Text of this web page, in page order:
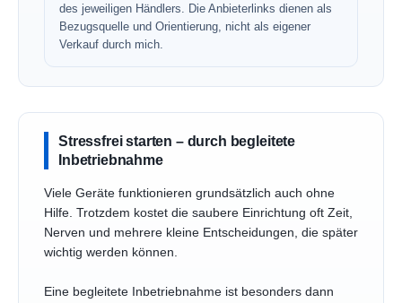
des jeweiligen Händlers. Die Anbieterlinks dienen als
Bezugsquelle und Orientierung, nicht als eigener
Verkauf durch mich.
Stressfrei starten – durch begleitete
Inbetriebnahme
Viele Geräte funktionieren grundsätzlich auch ohne
Hilfe. Trotzdem kostet die saubere Einrichtung oft Zeit,
Nerven und mehrere kleine Entscheidungen, die später
wichtig werden können.
Eine begleitete Inbetriebnahme ist besonders dann